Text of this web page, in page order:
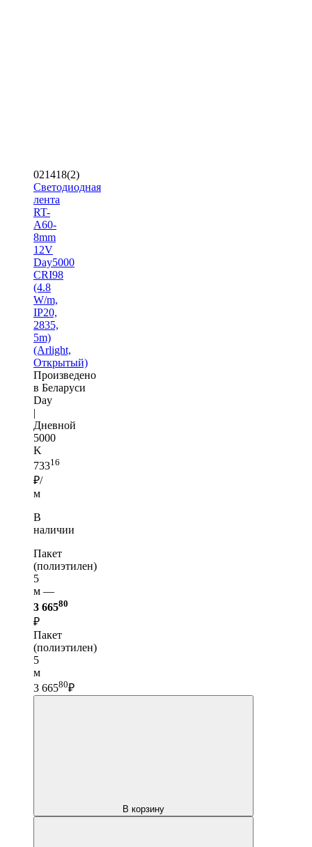
021418(2)
Светодиодная
лента
RT-
A60-
8mm
12V
Day5000
CRI98
(4.8
W/m,
IP20,
2835,
5m)
(Arlight,
Открытый)
Произведено
в Беларуси
Day
|
Дневной
5000
K
73316
₽/
м
В
наличии
Пакет
(полиэтилен)
5
м —
3 66580
₽
Пакет
(полиэтилен)
5
м
3 66580₽
В корзину